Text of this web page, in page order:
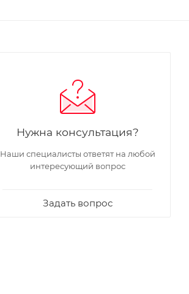
Нужна консультация?
Наши специалисты ответят на любой
интересующий вопрос
Задать вопрос